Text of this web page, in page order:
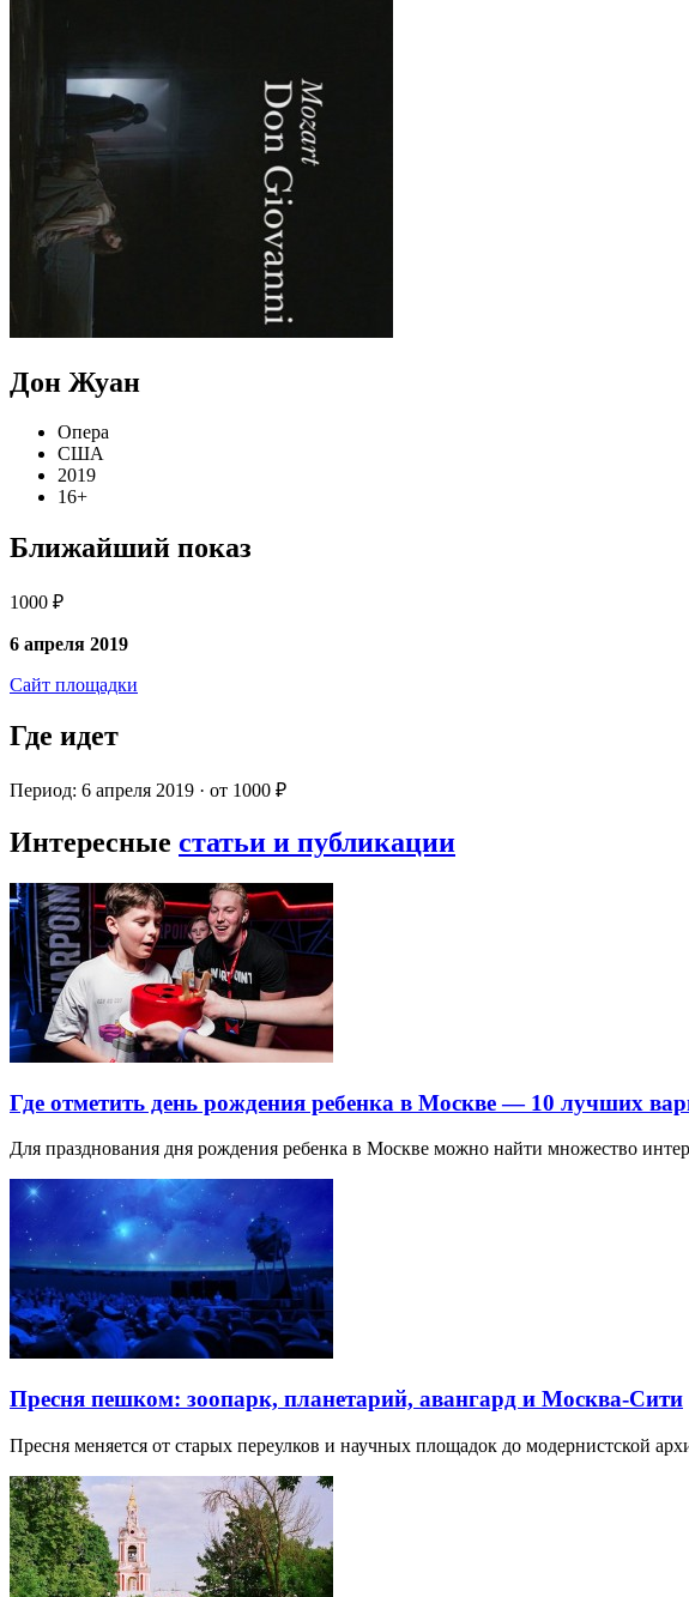
Дон Жуан
Опера
США
2019
16+
Ближайший показ
1000 ₽
6 апреля 2019
Сайт площадки
Где идет
Период: 6 апреля 2019 · от 1000 ₽
Интересные статьи и публикации
Где отметить день рождения ребенка в Москве — 10 лучших
Для празднования дня рождения ребенка в Москве можно найти множество
Пресня пешком: зоопарк, планетарий, авангард и Москва-Сити
Пресня меняется от старых переулков и научных площадок до модернистской